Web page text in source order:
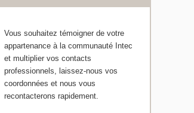
Vous souhaitez témoigner de votre
appartenance à la communauté Intec
et multiplier vos contacts
professionnels, laissez-nous vos
coordonnées et nous vous
recontacterons rapidement.